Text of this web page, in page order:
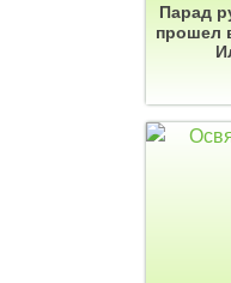
Парад
прошел